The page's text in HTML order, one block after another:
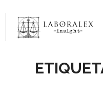
Saltar
contenido